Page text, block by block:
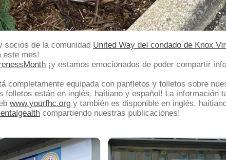
socios de la comunidad United Way del condado de Knox
este mes!
¡y estamos emocionados de poder compartir
completamente equipada con panfletos y folletos sobre
folletos están en inglés, haitiano y español! La información
www.yourfhc.org y también es disponible en inglés,
compartiendo nuestras publicaciones!